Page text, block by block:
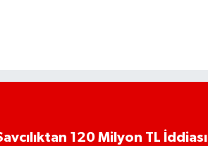
120 Milyon TL İddiası